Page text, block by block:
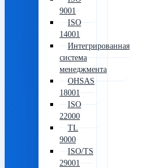
9001
ISO
14001
Интегрированная
система
менеджмента
OHSAS
18001
ISO
22000
TL
9000
ISO/TS
29001